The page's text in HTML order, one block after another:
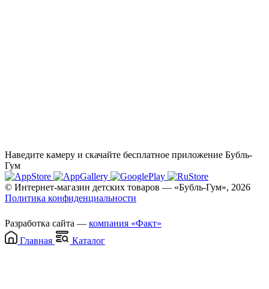
Наведите камеру и скачайте бесплатное приложение Бубль-
Гум
© Интернет-магазин детских товаров — «Бубль-Гум», 2026
Политика конфиденциальности
Разработка сайта — компания «Факт»
Главная
Каталог